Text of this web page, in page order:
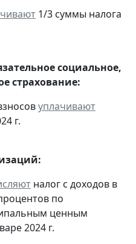
1/3 суммы налога
социальное,
страхование:
уплачивают
г.
налог с доходов в
по
ценным
2024 г.